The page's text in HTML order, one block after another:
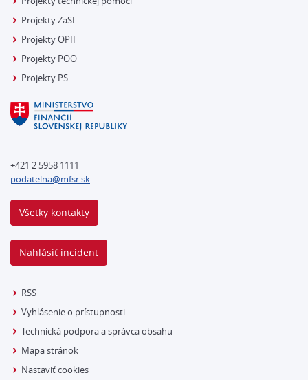
Projekty ZaSI
Projekty OPII
Projekty POO
Projekty PS
+421 2 5958 1111
podatelna@mfsr.sk
Všetky kontakty
Nahlásiť incident
RSS
Vyhlásenie o prístupnosti
Technická podpora a správca obsahu
Mapa stránok
Nastaviť cookies